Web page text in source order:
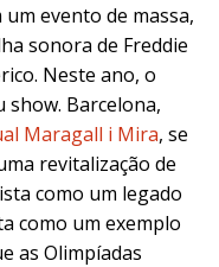
evento de massa,
sonora de Freddie
Neste ano, o
Barcelona,
Maragall i Mira, se
revitalização de
como um legado
como um exemplo
as Olimpíadas